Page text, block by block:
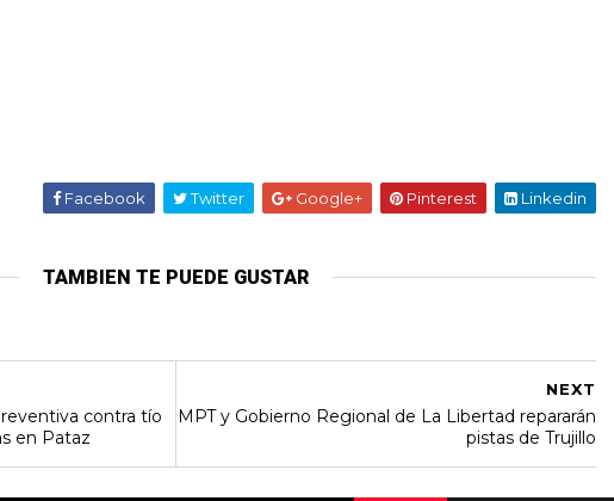
Facebook Twitter Google+ Pinterest Linkedin
TAMBIEN TE PUEDE GUSTAR
NEXT
MPT y Gobierno Regional de La Libertad repararán
pistas de Trujillo
contra tío
en Pataz